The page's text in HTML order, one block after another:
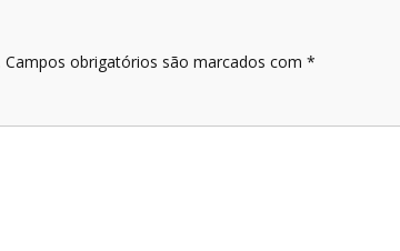
Campos obrigatórios são marcados com *